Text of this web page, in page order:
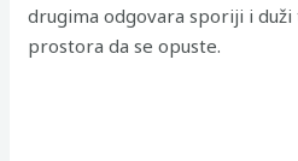
drugima odgovara sporiji i
prostora da se opuste.